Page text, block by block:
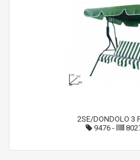
2SE/DONDOLO 3
9476-